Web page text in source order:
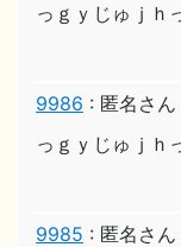
っｇｙじゅｊｈ
9986 : 匿名さん
っｇｙじゅｊｈ
9985 : 匿名さん